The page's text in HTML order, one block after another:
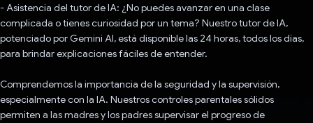
- Asistencia del tutor de IA: ¿No puedes avanzar en una clase
complicada o tienes curiosidad por un tema? Nuestro tutor de IA,
potenciado por Gemini AI, está disponible las 24 horas, todos los días,
para brindar explicaciones fáciles de entender.
Comprendemos la importancia de la seguridad y la supervisión,
especialmente con la IA. Nuestros controles parentales sólidos
permiten a las madres y los padres supervisar el progreso de